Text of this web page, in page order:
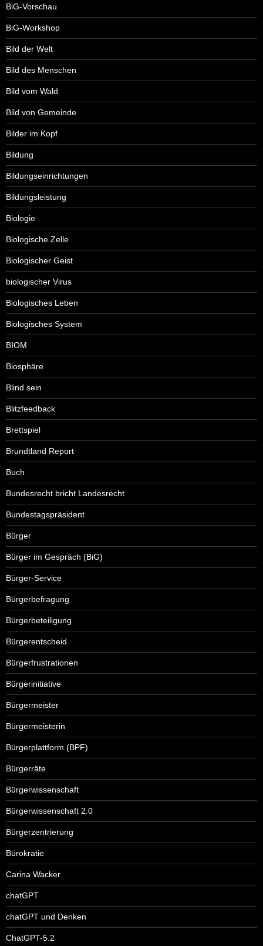
BiG-Vorschau
BiG-Workshop
Bild der Welt
Bild des Menschen
Bild vom Wald
Bild von Gemeinde
Bilder im Kopf
Bildung
Bildungseinrichtungen
Bildungsleistung
Biologie
Biologische Zelle
Biologischer Geist
biologischer Virus
Biologisches Leben
Biologisches System
BIOM
Biosphäre
Blind sein
Blitzfeedback
Brettspiel
Brundtland Report
Buch
Bundesrecht bricht Landesrecht
Bundestagspräsident
Bürger
Bürger im Gespräch (BiG)
Bürger-Service
Bürgerbefragung
Bürgerbeteiligung
Bürgerentscheid
Bürgerfrustrationen
Bürgerinitiative
Bürgermeister
Bürgermeisterin
Bürgerplattform (BPF)
Bürgerräte
Bürgerwissenschaft
Bürgerwissenschaft 2.0
Bürgerzentrierung
Bürokratie
Carina Wacker
chatGPT
chatGPT und Denken
ChatGPT-5.2